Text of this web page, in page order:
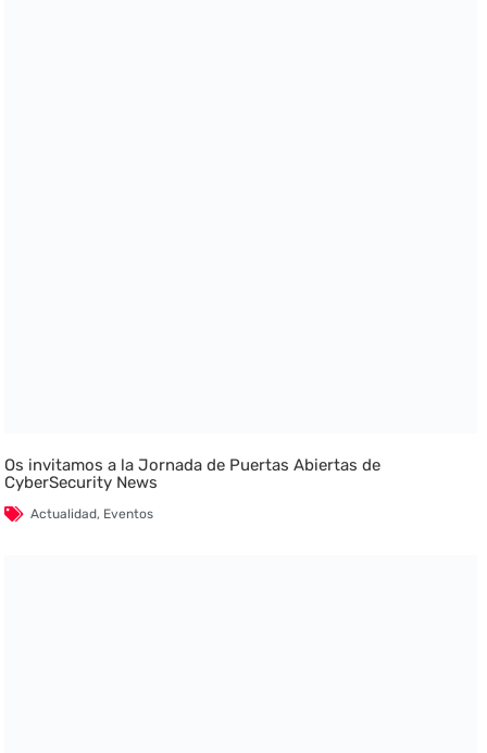
Os invitamos a la Jornada de Puertas Abiertas de
CyberSecurity News
Actualidad, Eventos